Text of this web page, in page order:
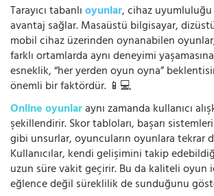
Tarayıcı tabanlıoyunlar, cihaz uyumluluğu
avantaj sağlar. Masaüstü bilgisayar,
mobil cihaz üzerinden oynanabilen
farklı ortamlarda aynı deneyimi
esneklik, “her yerden oyun oyna”
önemli bir faktördür. 📱💻
Online oyunlaraynı zamanda kullanıcı
şekillendirir. Skor tabloları, başarı
gibi unsurlar, oyuncuların oyunlara tekrar
Kullanıcılar, kendi gelişimini takip
uzun süre vakit geçirir. Bu da kaliteli oyun
eğlence değil süreklilik de sunduğunu